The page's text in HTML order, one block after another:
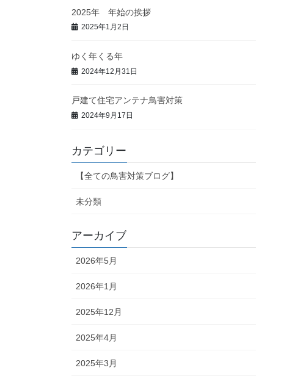
2025年 年始の挨拶
2025年1月2日
ゆく年くる年
2024年12月31日
戸建て住宅アンテナ鳥害対策
2024年9月17日
カテゴリー
【全ての鳥害対策ブログ】
未分類
アーカイブ
2026年5月
2026年1月
2025年12月
2025年4月
2025年3月